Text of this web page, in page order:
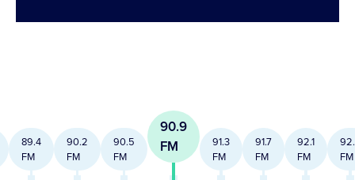
89.4
FM
90.2
FM
90.5
FM
90.9
FM
91.3
FM
91.7
FM
92.1
FM
FM